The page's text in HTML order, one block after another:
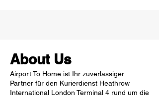
About Us
Airport To Home ist Ihr zuverlässiger
Partner für den Kurierdienst Heathrow
International London Terminal 4 rund um die